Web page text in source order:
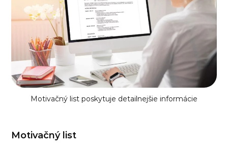
Motivačný list poskytuje detailnejšie informácie
Motivačný list